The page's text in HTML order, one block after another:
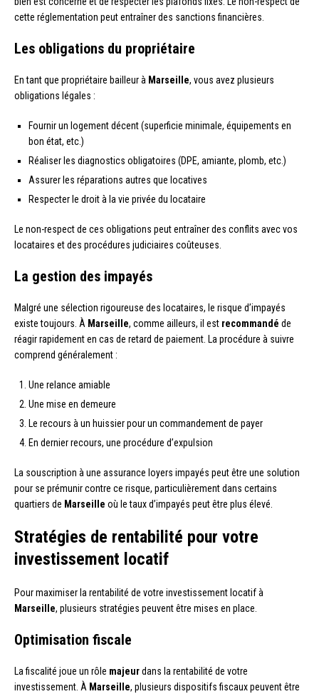
cette réglementation peut entraîner des sanctions financières.
Les obligations du propriétaire
En tant que propriétaire bailleur à Marseille, vous avez plusieurs
obligations légales :
Fournir un logement décent (superficie minimale, équipements en
bon état, etc.)
Réaliser les diagnostics obligatoires (DPE, amiante, plomb, etc.)
Assurer les réparations autres que locatives
Respecter le droit à la vie privée du locataire
Le non-respect de ces obligations peut entraîner des conflits avec vos
locataires et des procédures judiciaires coûteuses.
La gestion des impayés
Malgré une sélection rigoureuse des locataires, le risque d’impayés
existe toujours. À Marseille, comme ailleurs, il est recommandé de
réagir rapidement en cas de retard de paiement. La procédure à suivre
comprend généralement :
Une relance amiable
Une mise en demeure
Le recours à un huissier pour un commandement de payer
En dernier recours, une procédure d’expulsion
La souscription à une assurance loyers impayés peut être une solution
pour se prémunir contre ce risque, particulièrement dans certains
quartiers de Marseille où le taux d’impayés peut être plus élevé.
Stratégies de rentabilité pour votre
investissement locatif
Pour maximiser la rentabilité de votre investissement locatif à
Marseille, plusieurs stratégies peuvent être mises en place.
Optimisation fiscale
La fiscalité joue un rôle majeurdans la rentabilité de votre
investissement. À Marseille, plusieurs dispositifs fiscaux peuvent être